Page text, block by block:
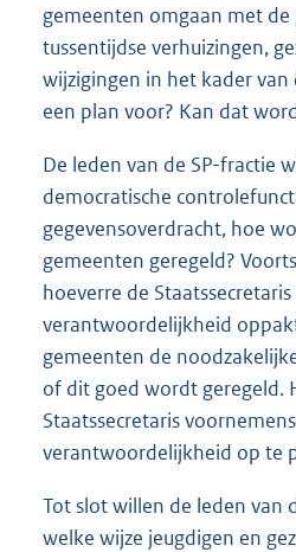
gemeenten omgaan met
tussentijdse verhuizingen,
wijzigingen in het kader van
een plan voor? Kan dat
De leden van de SP-fractie
democratische
gegevensoverdracht, hoe
gemeenten geregeld?
hoeverre de Staatssecretaris
verantwoordelijkheid
gemeenten de
of dit goed wordt geregeld.
Staatssecretaris
verantwoordelijkheid op te
Tot slot willen de leden van
welke wijze jeugdigen en